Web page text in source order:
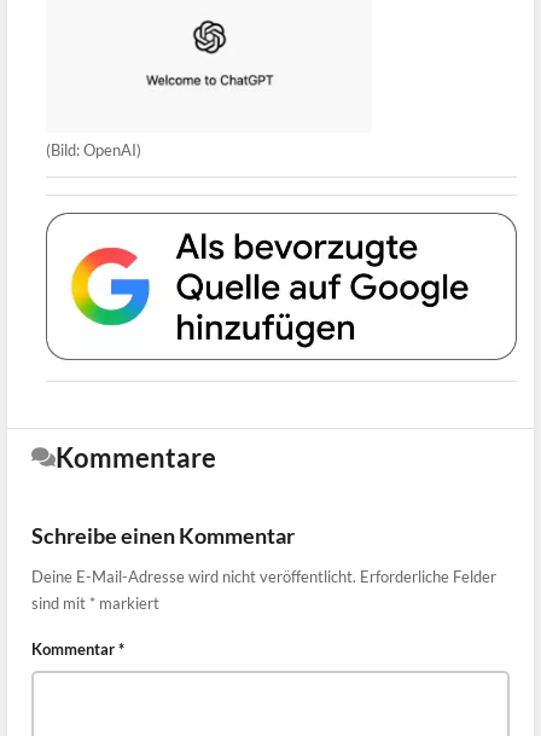
(Bild: OpenAI)
Kommentare
Schreibe einen Kommentar
Deine E-Mail-Adresse wird nicht veröffentlicht. Erforderliche Felder
sind mit * markiert
Kommentar*